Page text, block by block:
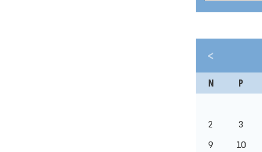
<
N P
2
3
9
10